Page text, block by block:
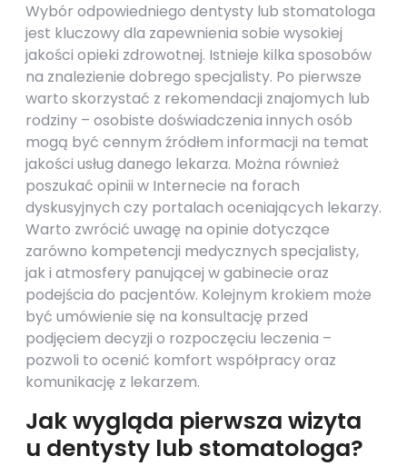
Wybór odpowiedniego dentysty lub stomatologa
jest kluczowy dla zapewnienia sobie wysokiej
jakości opieki zdrowotnej. Istnieje kilka sposobów
na znalezienie dobrego specjalisty. Po pierwsze
warto skorzystać z rekomendacji znajomych lub
rodziny – osobiste doświadczenia innych osób
mogą być cennym źródłem informacji na temat
jakości usług danego lekarza. Można również
poszukać opinii w Internecie na forach
dyskusyjnych czy portalach oceniających lekarzy.
Warto zwrócić uwagę na opinie dotyczące
zarówno kompetencji medycznych specjalisty,
jak i atmosfery panującej w gabinecie oraz
podejścia do pacjentów. Kolejnym krokiem może
być umówienie się na konsultację przed
podjęciem decyzji o rozpoczęciu leczenia –
pozwoli to ocenić komfort współpracy oraz
komunikację z lekarzem.
Jak wygląda pierwsza wizyta
u dentysty lub stomatologa?